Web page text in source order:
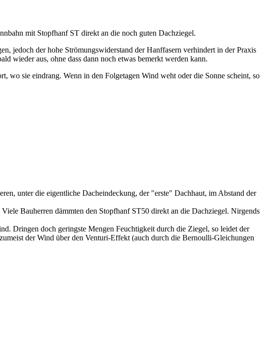
mit Stopfhanf ST direkt an die noch guten Dachziegel.
jedoch der hohe Strömungswiderstand der Hanffasern verhindert in der Praxis
wieder aus, ohne dass dann noch etwas bemerkt werden kann.
wo sie eindrang. Wenn in den Folgetagen Wind weht oder die Sonne scheint, so
unter die eigentliche Dacheindeckung, der "erste" Dachhaut, im Abstand der
Bauherren dämmten den Stopfhanf ST50 direkt an die Dachziegel. Nirgends
Dringen doch geringste Mengen Feuchtigkeit durch die Ziegel, so leidet der
der Wind über den Venturi-Effekt (auch durch die Bernoulli-Gleichungen